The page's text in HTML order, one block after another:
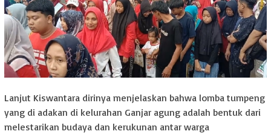
Lanjut Kiswantara dirinya menjelaskan bahwa lomba tumpeng
yang di adakan di kelurahan Ganjar agung adalah bentuk dari
melestarikan budaya dan kerukunan antar warga